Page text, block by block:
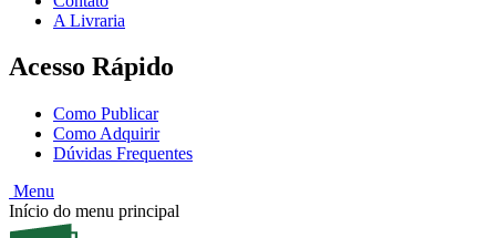
A Livraria
Acesso Rápido
Como Publicar
Como Adquirir
Dúvidas Frequentes
Menu
Início do menu principal